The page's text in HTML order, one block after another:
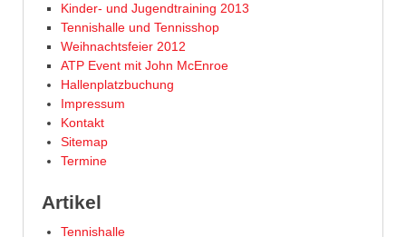
Kinder- und Jugendtraining 2013
Tennishalle und Tennisshop
Weihnachtsfeier 2012
ATP Event mit John McEnroe
Hallenplatzbuchung
Impressum
Kontakt
Sitemap
Termine
Artikel
Tennishalle